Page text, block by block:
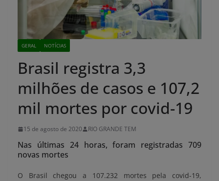
GERAL NOTÍCIAS
Brasil registra 3,3
milhões de casos e 107,2
mil mortes por covid-19
15 de agosto de 2020 RIO GRANDE TEM
Nas últimas 24 horas, foram registradas 709
novas mortes
O Brasil chegou a 107.232 mortes pela covid-19,